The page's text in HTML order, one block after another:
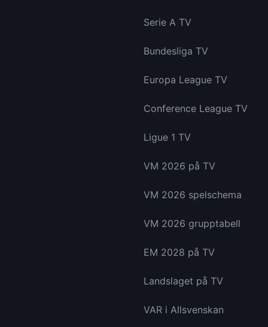
Serie A TV
Bundesliga TV
Europa League TV
Conference League TV
Ligue 1 TV
VM 2026 på TV
VM 2026 spelschema
VM 2026 grupptabell
EM 2028 på TV
Landslaget på TV
VAR i Allsvenskan